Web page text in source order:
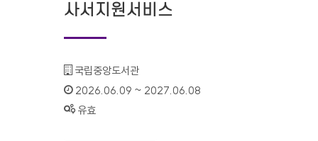
사서지원서비스
기관명 :
국립중앙도서관
인증기간 :
2026.06.09 ~ 2027.06.08
상태 :
유효